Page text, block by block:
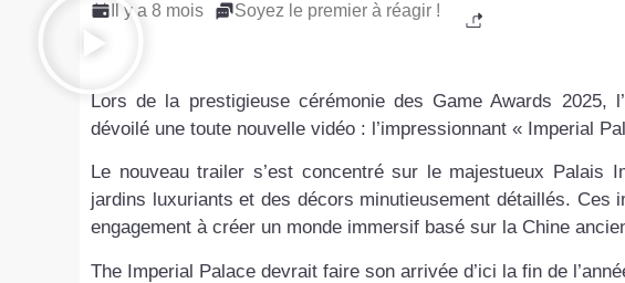
Il y a 8 mois Soyez le premier à réagir !
Lors de la prestigieuse cérémonie des Game Awards 2025,
dévoilé une toute nouvelle vidéo : l’impressionnant « Imperial
Le nouveau trailer s’est concentré sur le majestueux Palais
jardins luxuriants et des décors minutieusement détaillés. Ces
engagement à créer un monde immersif basé sur la Chine
The Imperial Palace devrait faire son arrivée d’ici la fin de